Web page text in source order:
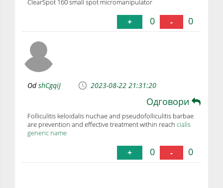
ClearSpot 160 small spot micromanipulator
+ 0 - 0
OdshCgqiJ 2023-08-22 21:31:20
Одговори
Folliculitis keloidalis nuchae and pseudofolliculitis barbae
are prevention and effective treatment within reach cialis
generic name
+ 0 - 0